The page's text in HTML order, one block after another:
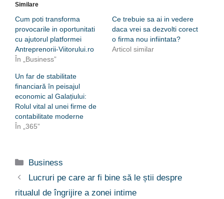
Similare
Cum poti transforma
provocarile in oportunitati
cu ajutorul platformei
Antreprenorii-Viitorului.ro
În „Business”
Ce trebuie sa ai in vedere
daca vrei sa dezvolti corect
o firma nou infiintata?
Articol similar
Un far de stabilitate
financiară în peisajul
economic al Galațiului:
Rolul vital al unei firme de
contabilitate moderne
În „365”
Categorii
Business
Lucruri pe care ar fi bine să le știi despre
ritualul de îngrijire a zonei intime